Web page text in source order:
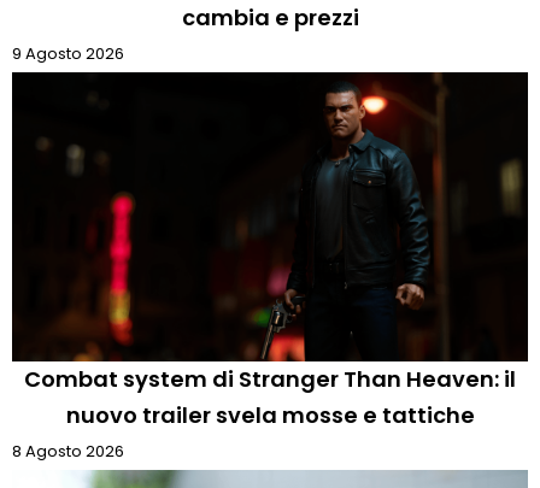
cambia e prezzi
9 Agosto 2026
Combat system di Stranger Than Heaven: il
nuovo trailer svela mosse e tattiche
8 Agosto 2026